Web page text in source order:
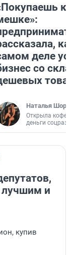
деле
со
Наталья
Открыла
деньги
лучшим и
купив